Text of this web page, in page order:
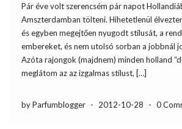
Pár éve volt szerencsém pár napot
Amszterdamban tölteni. Hihetetlenül
és egyben megejtően nyugodt stílusát, a
embereket, és nem utolsó sorban a jobbnál
Azóta rajongok (majdnem) minden holland
meglátom az az izgalmas stílust, […]
by Parfumblogger - 2012-10-28 - 0